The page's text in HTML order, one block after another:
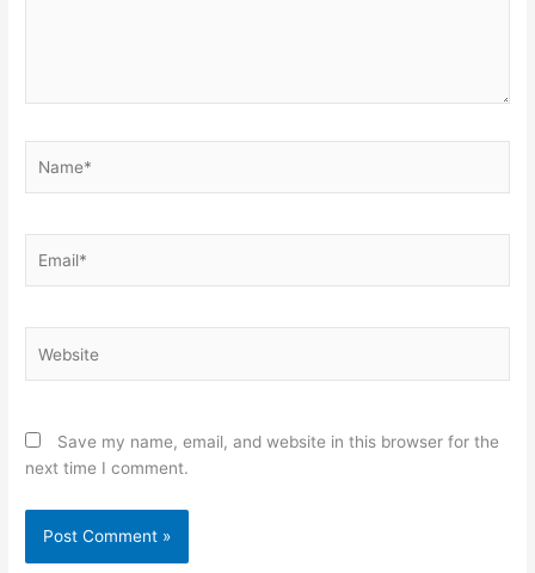
Save my name, email, and website in this browser for the
next time I comment.